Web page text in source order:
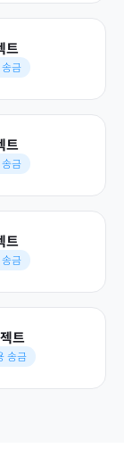
트
금
트
금
트
금
트
송금